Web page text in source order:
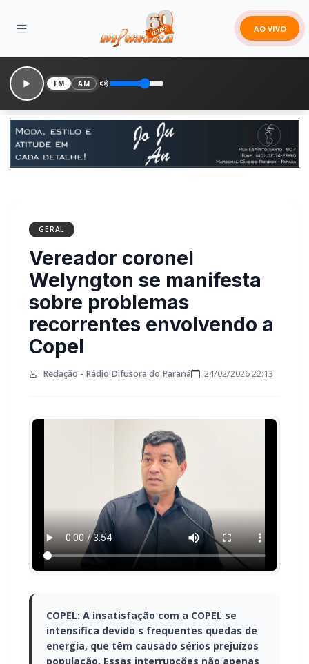
AO VIVO
FM AM
GERAL
Vereador coronel
Welyngton se manifesta
sobre problemas
recorrentes envolvendo a
Copel
Redação - Rádio Difusora do Paraná 24/02/2026 22:13
COPEL: A insatisfação com a COPEL se
intensifica devido s frequentes quedas de
energia, que têm causado sérios prejuízos
população. Essas interrupções não apenas